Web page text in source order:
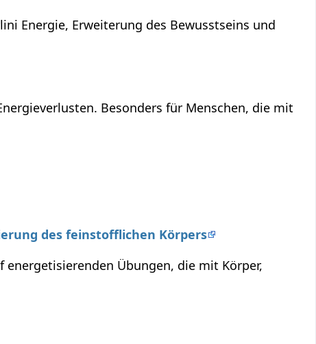
Energie, Erweiterung des Bewusstseins und
Besonders für Menschen, die mit
des feinstofflichen Körpers
Übungen, die mit Körper,